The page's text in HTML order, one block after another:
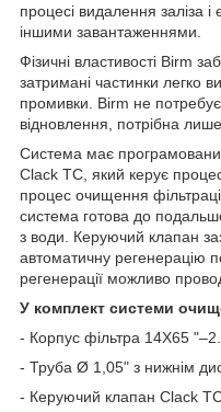
процесі видалення заліза
іншими завантаженнями.
Фізичні властивості Birm
затримані частинки легко
промивки. Birm не потребує
відновлення, потрібна
Система має
Clack TC, який керує
процес очищення
система готова до
з води. Керуючий клапан
автоматичну регенерацію
регенерації можливо
У комплект системи
- Корпус фільтра 14X65
- Труба Ø 1,05" з нижнім
- Керуючий клапан Clack